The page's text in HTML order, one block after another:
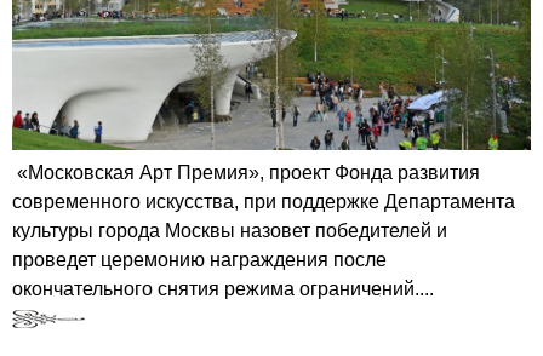
«Московская Арт Премия», проект Фонда развития
современного искусства, при поддержке Департамента
культуры города Москвы назовет победителей и
проведет церемонию награждения после
окончательного снятия режима ограничений....